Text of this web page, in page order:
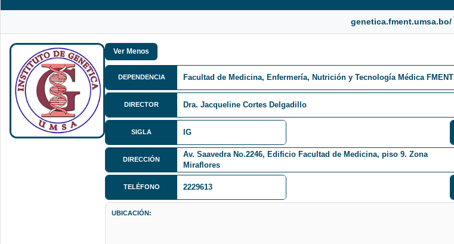
genetica.fment.umsa.bo/
DEPENDENCIA Facultad de Medicina, Enfermería, Nutrición y Tecnología Médica FMENT
DIRECTOR Dra. Jacqueline Cortes Delgadillo
SIGLA IG
DIRECCIÓN
Av. Saavedra No.2246, Edificio Facultad de Medicina, piso 9. Zona
Miraflores
TELÉFONO 2229613
UBICACIÓN: